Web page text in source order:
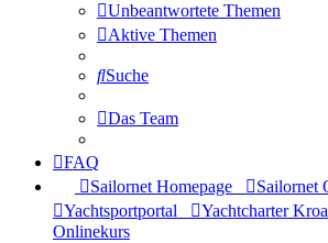
Unbeantwortete Themen
Aktive Themen
Suche
Das Team
FAQ
Sailornet Homepage
Sailornet
Yachtsportportal
Yachtcharter
Onlinekurs